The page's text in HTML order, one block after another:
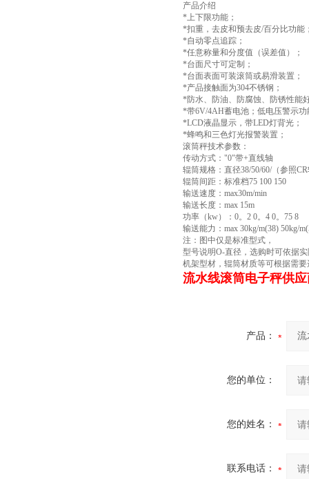
产品介绍
*上下限功能；
*扣重，去皮和预去皮/百分比功能
*自动零点追踪；
*任意称量和分度值（误差值）；
*台面尺寸可定制；
*台面表面可装滚筒或易滑装置；
*产品接触面为304不锈钢；
*防水、防油、防腐蚀、防锈性能
*带6V/4AH蓄电池；低电压警示功
*LCD液晶显示，带LED灯背光；
*蜂鸣和三色灯光报警装置；
滚筒秤技术参数：
传动方式："0"带+直线轴
辊筒规格：直径38/50/60/（参照
辊筒间距：标准档75 100 150
输送速度：max30m/min
输送长度：max 15m
功率（kw）：0。2 0。4 0。75 8
输送能力：max 30kg/m(38) 50kg/
注：图中仅是标准型式，
型号说明O-直径，选购时可依据
机架型材，辊筒材质等可根据需要
流水线滚筒电子秤供
产品：
您的单位：
您的姓名：
联系电话：